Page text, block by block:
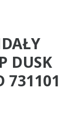
DUSK
731101